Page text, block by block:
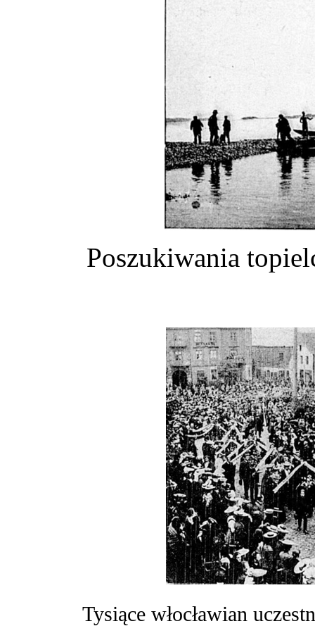
Poszukiwania
Tysiące włocławian